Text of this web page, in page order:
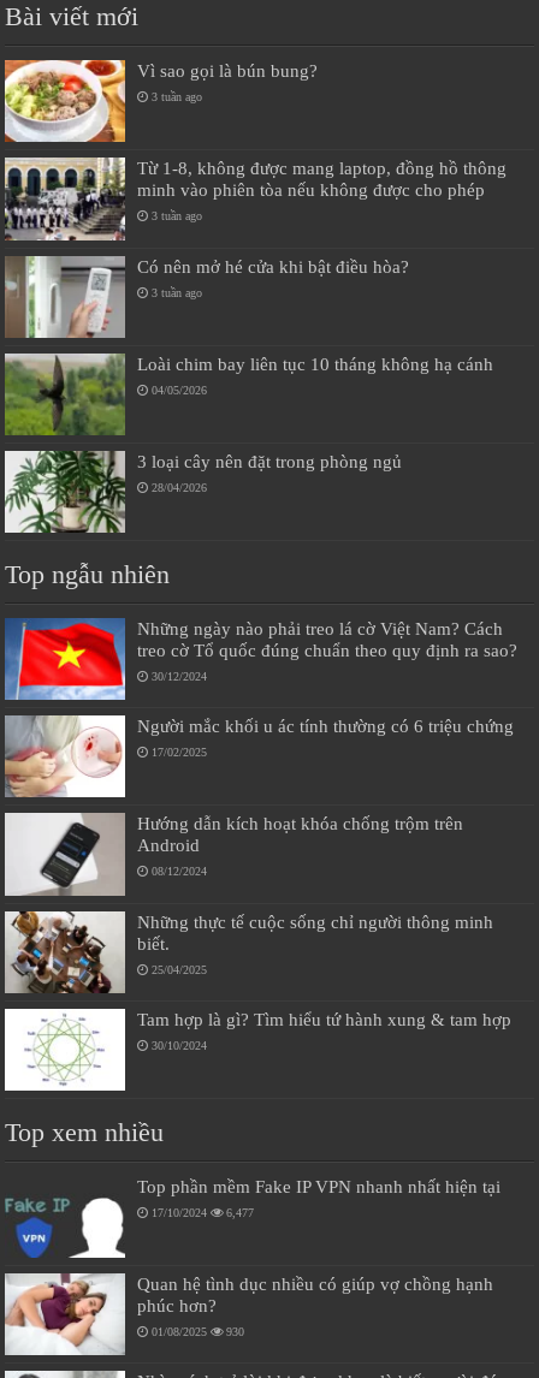
Bài viết mới
Vì sao gọi là bún bung?
3 tuần ago
Từ 1-8, không được mang laptop, đồng hồ thông
minh vào phiên tòa nếu không được cho phép
3 tuần ago
Có nên mở hé cửa khi bật điều hòa?
3 tuần ago
Loài chim bay liên tục 10 tháng không hạ cánh
04/05/2026
3 loại cây nên đặt trong phòng ngủ
28/04/2026
Top ngẫu nhiên
Những ngày nào phải treo lá cờ Việt Nam? Cách
treo cờ Tổ quốc đúng chuẩn theo quy định ra sao?
30/12/2024
Người mắc khối u ác tính thường có 6 triệu chứng
17/02/2025
Hướng dẫn kích hoạt khóa chống trộm trên
Android
08/12/2024
Những thực tế cuộc sống chỉ người thông minh
biết.
25/04/2025
Tam hợp là gì? Tìm hiểu tứ hành xung & tam hợp
30/10/2024
Top xem nhiều
Top phần mềm Fake IP VPN nhanh nhất hiện tại
17/10/2024 6,477
Quan hệ tình dục nhiều có giúp vợ chồng hạnh
phúc hơn?
01/08/2025 930